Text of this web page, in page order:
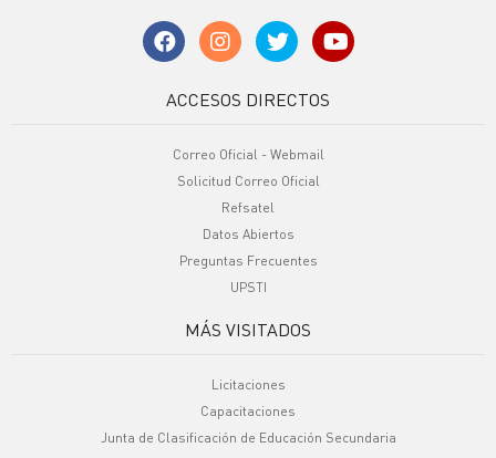
ACCESOS DIRECTOS
Correo Oficial - Webmail
Solicitud Correo Oficial
Refsatel
Datos Abiertos
Preguntas Frecuentes
UPSTI
MÁS VISITADOS
Licitaciones
Capacitaciones
Junta de Clasificación de Educación Secundaria